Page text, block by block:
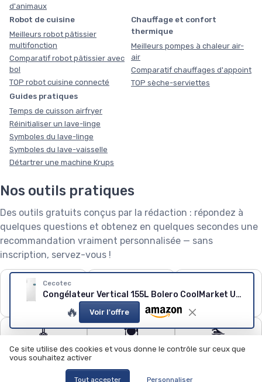
Cecotec
Congélateur Vertical 155L Bolero CoolMarket UF 155 White E
🔥 Voir l'offre
d'animaux
Robot de cuisine
Meilleurs robot pâtissier
multifonction
Comparatif robot pâtissier avec
bol
TOP robot cuisine connecté
Chauffage et confort
thermique
Meilleurs pompes à chaleur air-
air
Comparatif chauffages d'appoint
TOP sèche-serviettes
Guides pratiques
Temps de cuisson airfryer
Réinitialiser un lave-linge
Symboles du lave-linge
Symboles du lave-vaisselle
Détartrer une machine Krups
Nos outils pratiques
Des outils gratuits conçus par la rédaction : répondez à
quelques questions et obtenez en quelques secondes une
recommandation vraiment personnalisée — sans
inscription, servez-vous !
❄️
Puissance de
Capacité de lave-
linge
Robot tondeuse : le
🧹
choisir ?
🍽️
vaisselle
🏊
Ce site utilise des cookies et vous donne le contrôle sur ceux que
vous souhaitez activer
Tout accepter Personnaliser